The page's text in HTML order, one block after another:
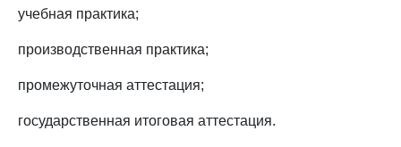
учебная практика;
производственная практика;
промежуточная аттестация;
государственная итоговая аттестация.